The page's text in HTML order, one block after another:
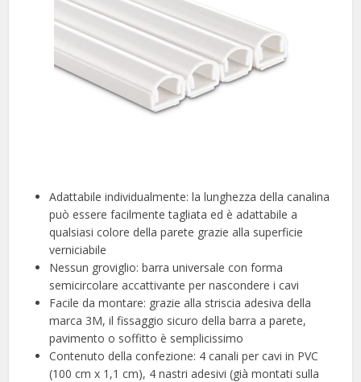
Adattabile individualmente: la lunghezza della canalina
può essere facilmente tagliata ed è adattabile a
qualsiasi colore della parete grazie alla superficie
verniciabile
Nessun groviglio: barra universale con forma
semicircolare accattivante per nascondere i cavi
Facile da montare: grazie alla striscia adesiva della
marca 3M, il fissaggio sicuro della barra a parete,
pavimento o soffitto è semplicissimo
Contenuto della confezione: 4 canali per cavi in PVC
(100 cm x 1,1 cm), 4 nastri adesivi (già montati sulla